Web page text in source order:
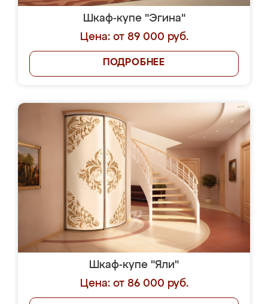
Шкаф-купе "Эгина"
Цена: от 89 000 руб.
ПОДРОБНЕЕ
Шкаф-купе "Яли"
Цена: от 86 000 руб.